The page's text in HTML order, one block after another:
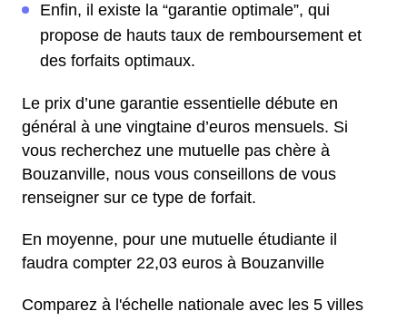
Enfin, il existe la “garantie optimale”, qui
propose de hauts taux de remboursement et
des forfaits optimaux.
Le prix d’une garantie essentielle débute en
général à une vingtaine d’euros mensuels. Si
vous recherchez une mutuelle pas chère à
Bouzanville, nous vous conseillons de vous
renseigner sur ce type de forfait.
En moyenne, pour une mutuelle étudiante il
faudra compter 22,03 euros à Bouzanville
Comparez à l'échelle nationale avec les 5 villes